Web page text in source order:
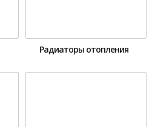
Радиаторы отопления